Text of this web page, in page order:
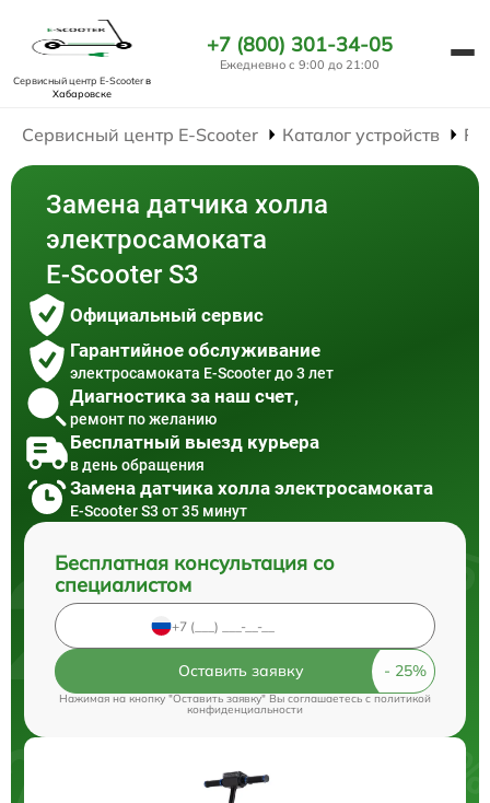
Сервисный центр E-Scooterв
Хабаровске
+7 (800) 301-34-05
Ежедневно с 9:00 до 21:00
Сервисный центр E-Scooter Каталог устройств
Замена датчика холла
электросамоката
E-Scooter S3
Официальный сервис
Гарантийное обслуживание
электросамоката E-Scooter до 3 лет
Диагностика за наш счет,
ремонт по желанию
Бесплатный выезд курьера
в день обращения
Замена датчика холла электросамоката
E-Scooter S3 от 35 минут
Бесплатная консультация со
специалистом
Оставить заявку
Нажимая на кнопку "Оставить заявку" Вы соглашаетесь cполитикой
конфиденциальности